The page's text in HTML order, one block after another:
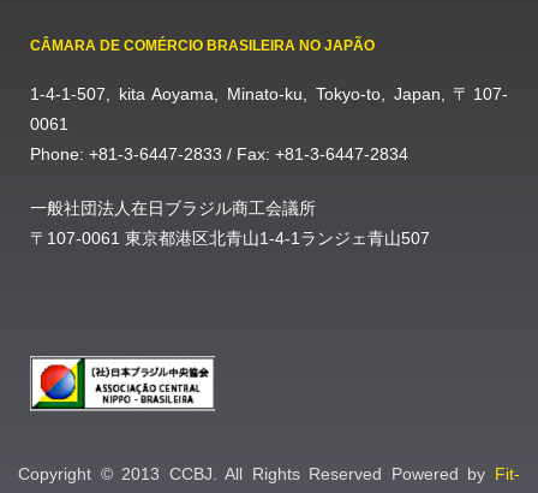
CÂMARA DE COMÉRCIO BRASILEIRA NO JAPÃO
1-4-1-507, kita Aoyama, Minato-ku, Tokyo-to, Japan, 〒107-
0061
Phone: +81-3-6447-2833 / Fax: +81-3-6447-2834
一般社団法人在日ブラジル商工会議所
〒107-0061 東京都港区北青山1-4-1ランジェ青山507
Copyright © 2013 CCBJ. All Rights Reserved Powered by Fit-